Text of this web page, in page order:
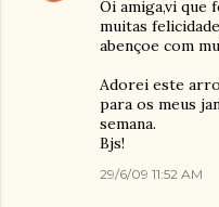
Oi amiga,vi que
muitas
abençoe com
Adorei este
para os meus
semana.
Bjs!
29/6/09 11:52 AM